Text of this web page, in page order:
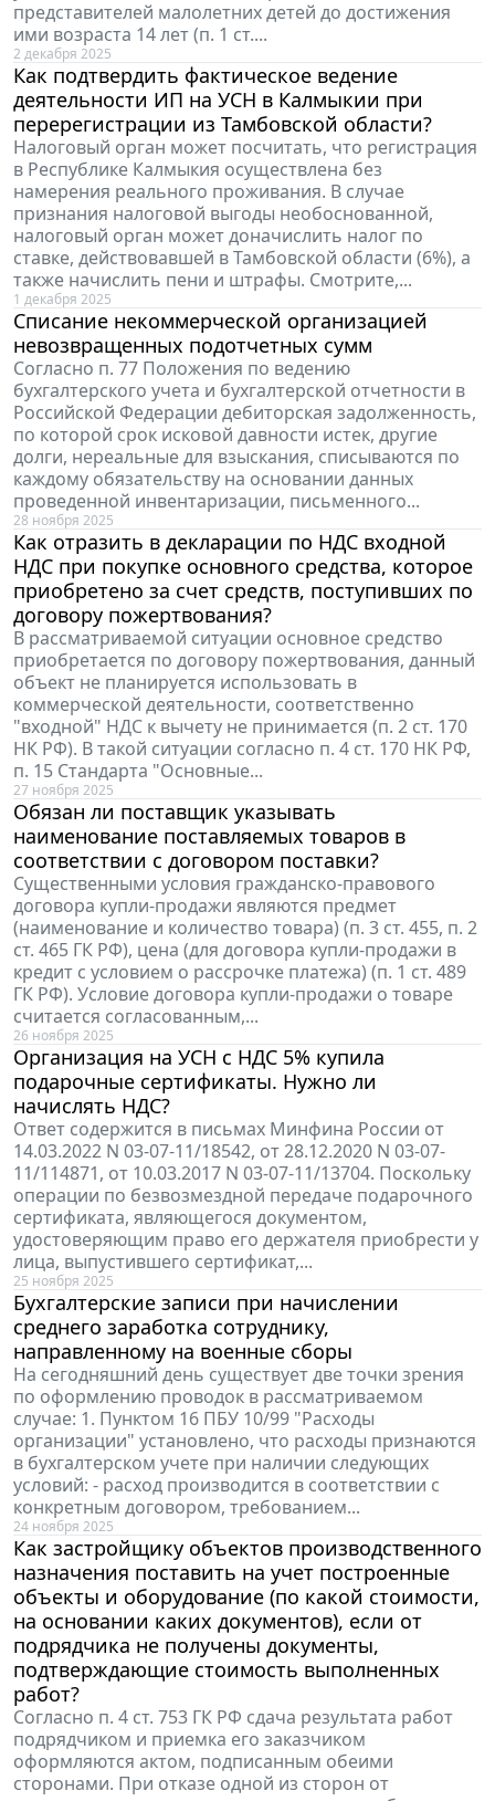
представителей малолетних детей до достижения
ими возраста 14 лет (п. 1 ст....
2 декабря 2025
Как подтвердить фактическое ведение
деятельности ИП на УСН в Калмыкии при
перерегистрации из Тамбовской области?
Налоговый орган может посчитать, что регистрация
в Республике Калмыкия осуществлена без
намерения реального проживания. В случае
признания налоговой выгоды необоснованной,
налоговый орган может доначислить налог по
ставке, действовавшей в Тамбовской области (6%), а
также начислить пени и штрафы. Смотрите,...
1 декабря 2025
Списание некоммерческой организацией
невозвращенных подотчетных сумм
Согласно п. 77 Положения по ведению
бухгалтерского учета и бухгалтерской отчетности в
Российской Федерации дебиторская задолженность,
по которой срок исковой давности истек, другие
долги, нереальные для взыскания, списываются по
каждому обязательству на основании данных
проведенной инвентаризации, письменного...
28 ноября 2025
Как отразить в декларации по НДС входной
НДС при покупке основного средства, которое
приобретено за счет средств, поступивших по
договору пожертвования?
В рассматриваемой ситуации основное средство
приобретается по договору пожертвования, данный
объект не планируется использовать в
коммерческой деятельности, соответственно
"входной" НДС к вычету не принимается (п. 2 ст. 170
НК РФ). В такой ситуации согласно п. 4 ст. 170 НК РФ,
п. 15 Стандарта "Основные...
27 ноября 2025
Обязан ли поставщик указывать
наименование поставляемых товаров в
соответствии с договором поставки?
Существенными условия гражданско-правового
договора купли-продажи являются предмет
(наименование и количество товара) (п. 3 ст. 455, п. 2
ст. 465 ГК РФ), цена (для договора купли-продажи в
кредит с условием о рассрочке платежа) (п. 1 ст. 489
ГК РФ). Условие договора купли-продажи о товаре
считается согласованным,...
26 ноября 2025
Организация на УСН с НДС 5% купила
подарочные сертификаты. Нужно ли
начислять НДС?
Ответ содержится в письмах Минфина России от
14.03.2022 N 03-07-11/18542, от 28.12.2020 N 03-07-
11/114871, от 10.03.2017 N 03-07-11/13704. Поскольку
операции по безвозмездной передаче подарочного
сертификата, являющегося документом,
удостоверяющим право его держателя приобрести у
лица, выпустившего сертификат,...
25 ноября 2025
Бухгалтерские записи при начислении
среднего заработка сотруднику,
направленному на военные сборы
На сегодняшний день существует две точки зрения
по оформлению проводок в рассматриваемом
случае: 1. Пунктом 16 ПБУ 10/99 "Расходы
организации" установлено, что расходы признаются
в бухгалтерском учете при наличии следующих
условий: - расход производится в соответствии с
конкретным договором, требованием...
24 ноября 2025
Как застройщику объектов производственного
назначения поставить на учет построенные
объекты и оборудование (по какой стоимости,
на основании каких документов), если от
подрядчика не получены документы,
подтверждающие стоимость выполненных
работ?
Согласно п. 4 ст. 753 ГК РФ сдача результата работ
подрядчиком и приемка его заказчиком
оформляются актом, подписанным обеими
сторонами. При отказе одной из сторон от